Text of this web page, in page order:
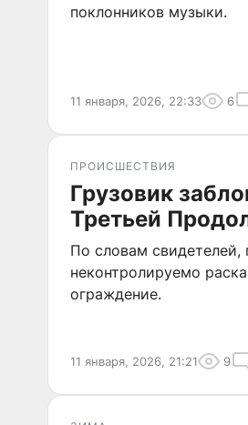
поклонников музыки.
11 января, 2026, 22:33 6
ПРОИСШЕСТВИЯ
Грузовик
Третьей
По словам свидетелей,
неконтролируемо
ограждение.
11 января, 2026, 21:21 9